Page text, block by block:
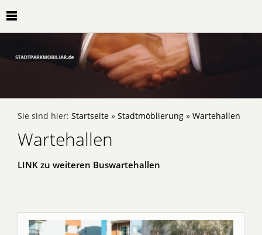
Sie sind hier: Startseite » Stadtmöblierung » Wartehallen
Wartehallen
LINK zu weiteren Buswartehallen